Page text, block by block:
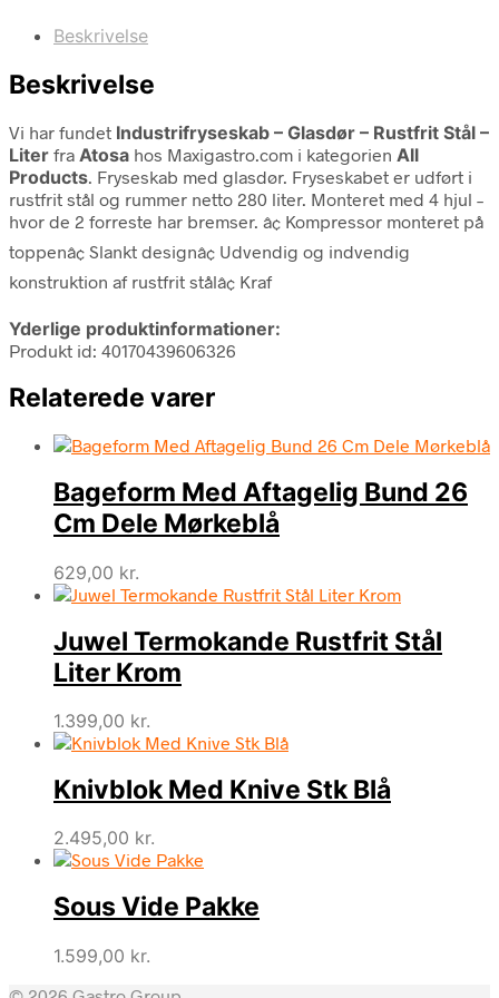
Beskrivelse
Beskrivelse
Vi har fundet Industrifryseskab – Glasdør – Rustfrit Stål –
Liter fra Atosa hos Maxigastro.com i kategorien All
Products. Fryseskab med glasdør. Fryseskabet er udført i
rustfrit stål og rummer netto 280 liter. Monteret med 4 hjul –
hvor de 2 forreste har bremser. â¢ Kompressor monteret på
toppenâ¢ Slankt designâ¢ Udvendig og indvendig
konstruktion af rustfrit stålâ¢ Kraf
Yderlige produktinformationer:
Produkt id: 40170439606326
Relaterede varer
Bageform Med Aftagelig Bund 26
Cm Dele Mørkeblå
629,00 kr.
Juwel Termokande Rustfrit Stål
Liter Krom
1.399,00 kr.
Knivblok Med Knive Stk Blå
2.495,00 kr.
Sous Vide Pakke
1.599,00 kr.